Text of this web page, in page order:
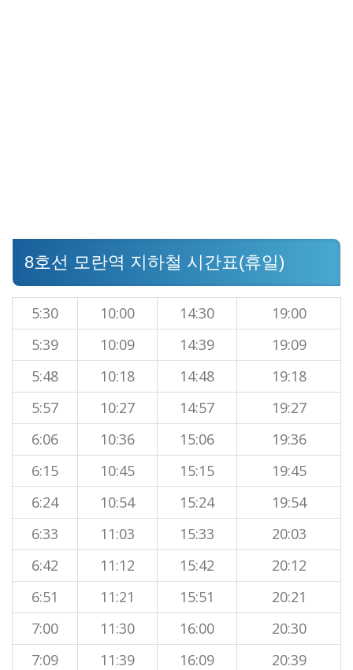
8호선 모란역 지하철 시간표(휴일)
5:30 10:00 14:30
19:00
5:39
10:09 14:39
19:09
5:48
10:18 14:48
19:18
5:57
10:27 14:57
19:27
6:06
10:36 15:06
19:36
6:15
10:45 15:15
19:45
6:24
10:54 15:24
19:54
6:33
11:03 15:33
20:03
6:42
11:12 15:42
20:12
6:51
11:21 15:51
20:21
7:00
11:30 16:00
20:30
7:09
11:39 16:09
20:39